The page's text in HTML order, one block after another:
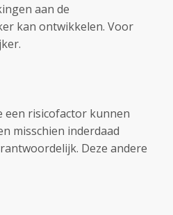
aan de
kan ontwikkelen. Voor
een risicofactor kunnen
misschien inderdaad
Deze andere